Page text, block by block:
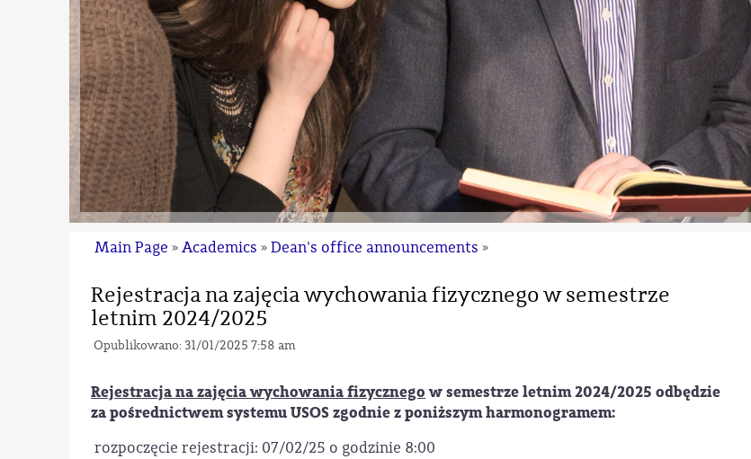
Main Page » Academics » Dean's office announcements »
Rejestracja na zajęcia wychowania fizycznego w semestrze
letnim 2024/2025
Opublikowano: 31/01/2025 7:58 am
Rejestracja na zajęcia wychowania fizycznegow semestrze letnim 2024/2025 odbędzie
za pośrednictwem systemu USOS zgodnie z poniższym harmonogramem:
rozpoczęcie rejestracji: 07/02/25 o godzinie 8:00